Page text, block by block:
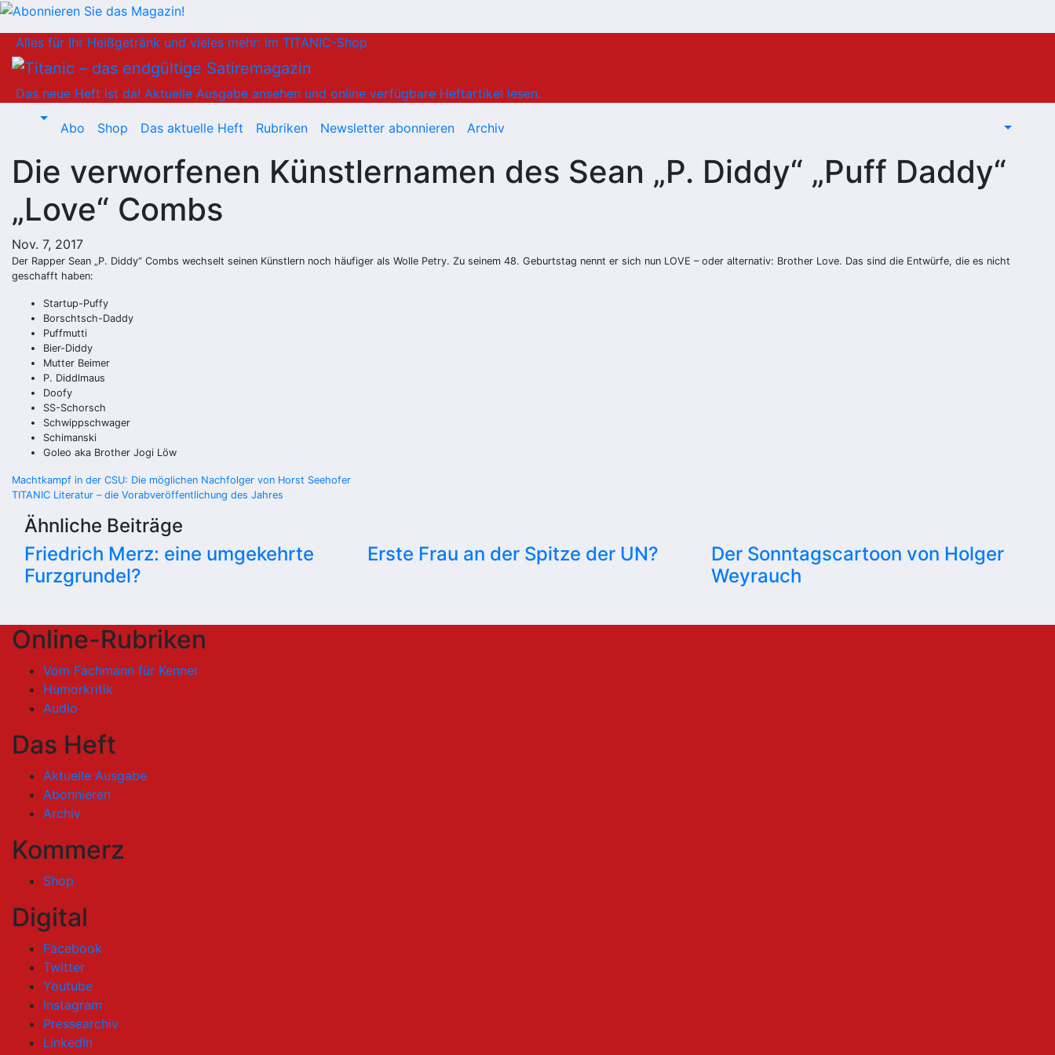
Inhalt
springen
Alles für Ihr Heißgetränk und vieles mehr: im TITANIC-Shop
Das neue Heft ist da! Aktuelle Ausgabe ansehen und online verfügbare Heftartikel lesen.
Abo Shop Das aktuelle Heft Rubriken Newsletter abonnieren Archiv
Die verworfenen Künstlernamen des Sean „P. Diddy“ „Puff Daddy“
„Love“ Combs
Nov. 7, 2017
Der Rapper Sean „P. Diddy“ Combs wechselt seinen Künstlern noch häufiger als Wolle Petry. Zu seinem 48. Geburtstag nennt er sich nun LOVE – oder alternativ: Brother Love. Das sind die Entwürfe, die es nicht
geschafft haben:
Startup-Puffy
Borschtsch-Daddy
Puffmutti
Bier-Diddy
Mutter Beimer
P. Diddlmaus
Doofy
SS-Schorsch
Schwippschwager
Schimanski
Goleo aka Brother Jogi Löw
Beitragsnavigation
Machtkampf in der CSU: Die möglichen Nachfolger von Horst Seehofer
TITANIC Literatur – die Vorabveröffentlichung des Jahres
Ähnliche Beiträge
Friedrich Merz: eine umgekehrte
Furzgrundel?
Erste Frau an der Spitze der UN?
Der Sonntagscartoon von Holger
Weyrauch
Online-Rubriken
Vom Fachmann für Kenner
Humorkritik
Audio
Das Heft
Aktuelle Ausgabe
Abonnieren
Archiv
Kommerz
Shop
Digital
Facebook
Twitter
Youtube
Instagram
Pressearchiv
LinkedIn